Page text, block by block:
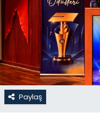
Paylaş
Kültür Sanat
Magazin
Moda
Nöbetçi Eczaneler